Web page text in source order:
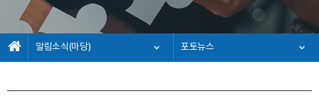
알림소식(마당) 포토뉴스